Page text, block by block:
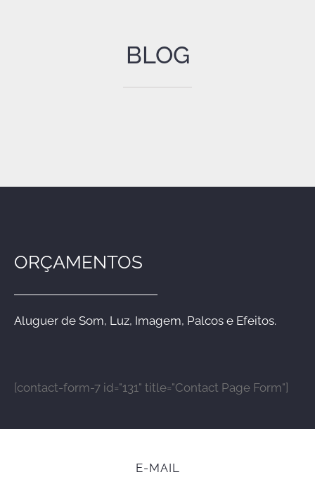
BLOG
ORÇAMENTOS
Aluguer de Som, Luz, Imagem, Palcos e Efeitos.
[contact-form-7 id="131" title="Contact Page Form"]
E-MAIL